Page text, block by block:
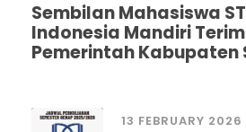
Sembilan Mahasiswa
Indonesia Mandiri
Pemerintah Kabupaten
13 FEBRUARY 2026